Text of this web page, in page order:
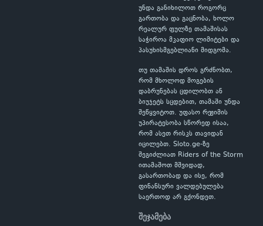
უნდა განიხილოთ როგორც
გართობა და გაცნობა, ხოლო
რეალურ ფულზე თამაშისას
საჭიროა მკაფიო ლიმიტები და
პასუხისმგებლიანი მიდგომა.
თუ თამაშის დროს გრძნობთ,
რომ მხოლოდ მოგების
დაბრუნებას ცდილობთ ან
ბიუჯეტს სცდებით, თამაში უნდა
შეწყვიტოთ. უფასო რეჟიმის
უპირატესობა სწორედ ისაა,
რომ ასეთ რისკს თავიდან
იცილებთ. Sloto.ge-ზე
შეგიძლიათ Riders of the Storm
ითამაშოთ მშვიდად,
გასართობად და ისე, რომ
ფინანსური ვალდებულება
საერთოდ არ გქონდეთ.
შეჯამება